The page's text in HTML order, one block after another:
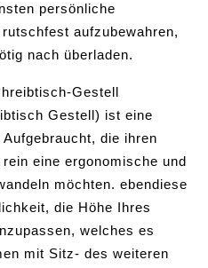
persönliche
aufzubewahren,
nach überladen.
Gestell
Gestell) ist eine
die ihren
eine ergonomische und
möchten. ebendiese
die Höhe Ihres
welches es
mit Sitz- des weiteren